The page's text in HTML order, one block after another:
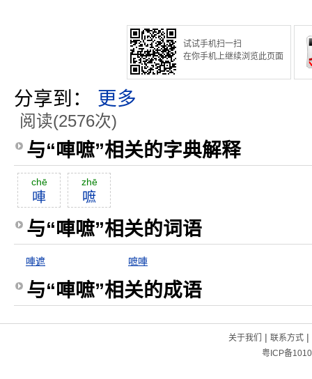
试试手机扫一扫
在你手机上继续浏览此页面
分享到： 更多
阅读(2576次)
与“唓嗻”相关的字典解释
chē
唓
zhē
嗻
与“唓嗻”相关的词语
唓遮 嗻唓
与“唓嗻”相关的成语
关于我们 | 联系方式|
粤ICP备